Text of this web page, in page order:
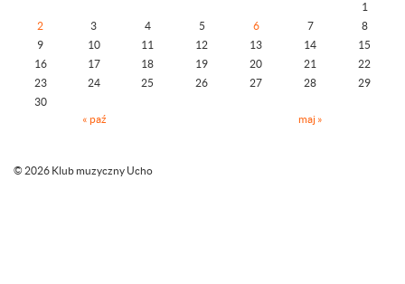
« paź maj »
1
2
3 4 5 6 7
8
9
10 11 12 13 14
15
16
17 18 19 20 21
22
23
24 25 26 27 28
29
30
© 2026 Klub muzyczny Ucho